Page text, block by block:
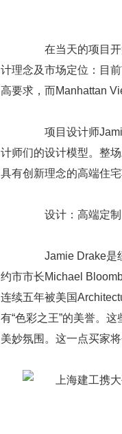
在当天的项目开
计理念及市场定位：目
高要求，而Manhattan
项目设计师Jamie
计师们的设计模型。整
具有创新理念的高端住
设计：高端定制
Jamie Drake是纽
约市市长Michael
连续五年被美国
有“色彩之王”的美誉。
美妙氛围。这一点买家